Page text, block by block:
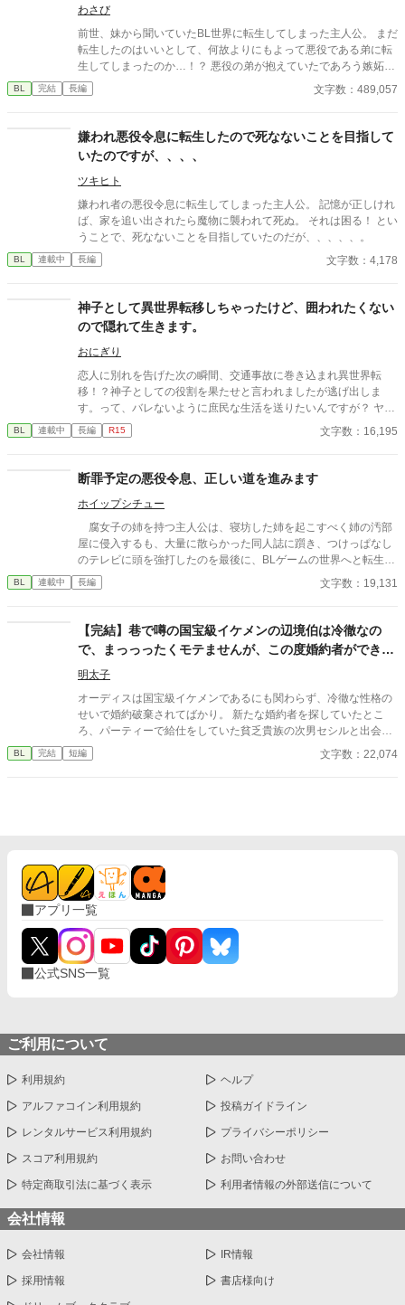
わさび
前世、妹から聞いていたBL世界に転生してしまった主人公。 まだ
転生したのはいいとして、何故よりにもよって悪役である弟に転
生してしまったのか…！？ 悪役の弟が抱えていたであろう嫉妬に
抗いつつ転生生活を過ごす物語。
BL 完結 長編 文字数：489,057
嫌われ悪役令息に転生したので死なないことを目指して
いたのですが、、、、
ツキヒト
嫌われ者の悪役令息に転生してしまった主人公。 記憶が正しけれ
ば、家を追い出されたら魔物に襲われて死ぬ。 それは困る！ とい
うことで、死なないことを目指していたのだが、、、、、。
BL 連載中 長編 文字数：4,178
神子として異世界転移しちゃったけど、囲われたくない
ので隠れて生きます。
おにぎり
恋人に別れを告げた次の瞬間、交通事故に巻き込まれ異世界転
移！？神子としての役割を果たせと言われましたが逃げ出しま
す。って、バレないように庶民な生活を送りたいんですが？ ヤン
デレなる可能性大ですので注意。
BL 連載中 長編 R15 文字数：16,195
断罪予定の悪役令息、正しい道を進みます
ホイップシチュー
腐女子の姉を持つ主人公は、寝坊した姉を起こすべく姉の汚部
屋に侵入するも、大量に散らかった同人誌に躓き、つけっぱなし
のテレビに頭を強打したのを最後に、BLゲームの世界へと転生し
てしまう____ 転生先はまさかの作品唯一の悪役で、攻略対象
を中心に周りから忌み嫌われる悪役令息、イリス・ネーヴェルア
彼は、生きるために姉から聞いた曖昧な情報だけで様々な困難に
立ち向かう____!?
BL 連載中 長編 文字数：19,131
【完結】巷で噂の国宝級イケメンの辺境伯は冷徹なの
で、まっっったくモテませんが、この度婚約者ができま
した。
明太子
オーディスは国宝級イケメンであるにも関わらず、冷徹な性格の
せいで婚約破棄されてばかり。 新たな婚約者を探していたとこ
ろ、パーティーで給仕をしていた貧乏貴族の次男セシルと出会
い、一目惚れしてしまう。 しかし、恋愛偏差値がほぼ０のオーデ
ィスのアプローチは空回りするわ、前婚約者のフランチェスカの
BL 完結 短編 文字数：22,074
アプリ一覧
公式SNS一覧
ご利用について
利用規約 ヘルプ
アルファコイン利用規約 投稿ガイドライン
レンタルサービス利用規約 プライバシーポリシー
スコア利用規約 お問い合わせ
特定商取引法に基づく表示 利用者情報の外部送信について
会社情報
会社情報 IR情報
採用情報 書店様向け